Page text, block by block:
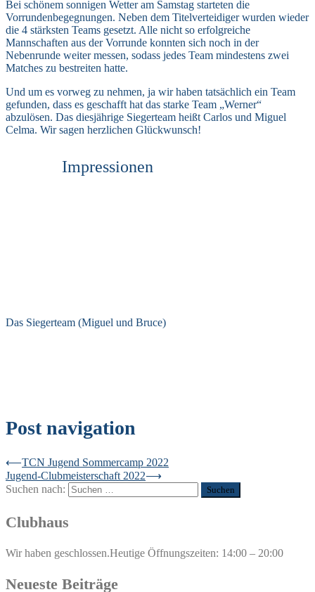
Bei schönem sonnigen Wetter am Samstag starteten die
Vorrundenbegegnungen. Neben dem Titelverteidiger wurden wieder
die 4 stärksten Teams gesetzt. Alle nicht so erfolgreiche
Mannschaften aus der Vorrunde konnten sich noch in der
Nebenrunde weiter messen, sodass jedes Team mindestens zwei
Matches zu bestreiten hatte.
Und um es vorweg zu nehmen, ja wir haben tatsächlich ein Team
gefunden, dass es geschafft hat das starke Team „Werner“
abzulösen. Das diesjährige Siegerteam heißt Carlos und Miguel
Celma. Wir sagen herzlichen Glückwunsch!
Impressionen
Das Siegerteam (Miguel und Bruce)
Post navigation
⟵TCN Jugend Sommercamp 2022
Jugend-Clubmeisterschaft 2022⟶
Suchen nach:
Clubhaus
Wir haben geschlossen.Heutige Öffnungszeiten: 14:00 – 20:00
Neueste Beiträge